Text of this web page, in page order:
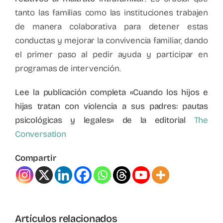
tanto las familias como las instituciones trabajen
de manera colaborativa para detener estas
conductas y mejorar la convivencia familiar, dando
el primer paso al pedir ayuda y participar en
programas de intervención.
Lee la publicación completa «Cuando los hijos e
hijas tratan con violencia a sus padres: pautas
psicológicas y legales» de la editorial The
Conversation
Compartir
Artículos relacionados
Perspectiva